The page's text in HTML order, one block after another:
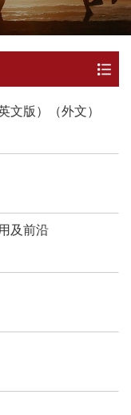
文版）（外文）
及前沿